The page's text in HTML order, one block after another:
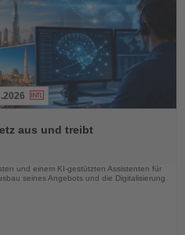
aus und treibt
und einem KI-gestützten Assistenten für
seines Angebots und die Digitalisierung